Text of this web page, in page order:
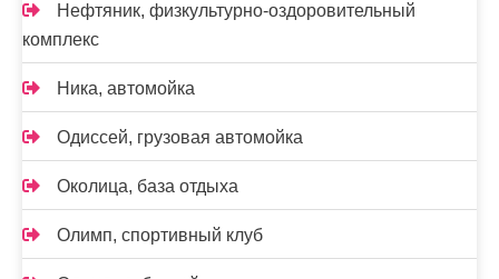
Нефтяник, физкультурно-оздоровительный
комплекс
Ника, автомойка
Одиссей, грузовая автомойка
Околица, база отдыха
Олимп, спортивный клуб